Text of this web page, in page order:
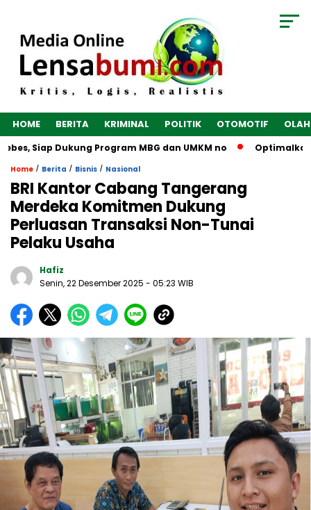
HOME BERITA KRIMINAL POLITIK OTOMOTIF
Siap Dukung Program MBG dan UMKM no Optimalkan
Home / Berita / Bisnis / Nasional
BRI Kantor Cabang Tangerang
Merdeka Komitmen Dukung
Perluasan Transaksi Non-Tunai
Pelaku Usaha
Hafiz
Senin, 22 Desember 2025 - 05:23 WIB